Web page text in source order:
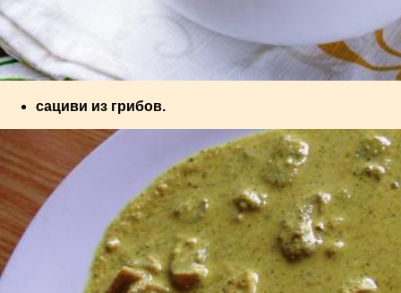
сациви из грибов.